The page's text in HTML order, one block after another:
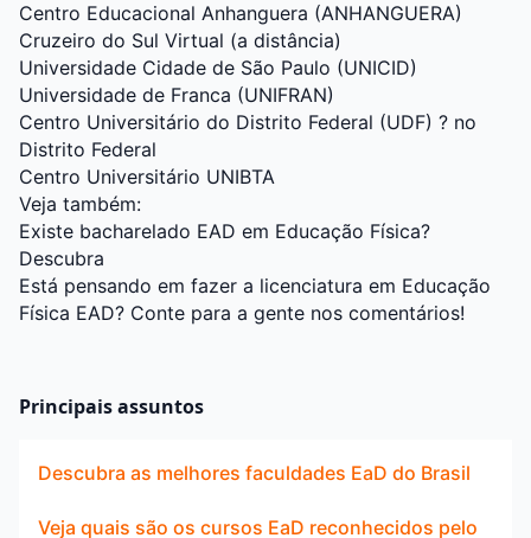
Centro Educacional Anhanguera (ANHANGUERA)
Cruzeiro do Sul Virtual (a distância)
Universidade Cidade de São Paulo (UNICID)
Universidade de Franca (UNIFRAN)
Centro Universitário do Distrito Federal (UDF) ? no
Distrito Federal
Centro Universitário UNIBTA
Veja também:
Existe bacharelado EAD em Educação Física?
Descubra
Está pensando em fazer a licenciatura em Educação
Física EAD? Conte para a gente nos comentários!
Principais assuntos
Descubra as melhores faculdades EaD do Brasil
Veja quais são os cursos EaD reconhecidos pelo